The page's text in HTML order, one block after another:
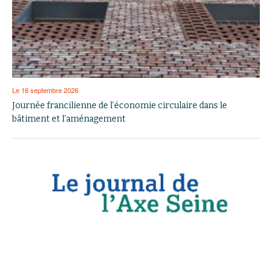
Le 16 septembre 2026
Journée francilienne de l’économie circulaire dans le
bâtiment et l’aménagement